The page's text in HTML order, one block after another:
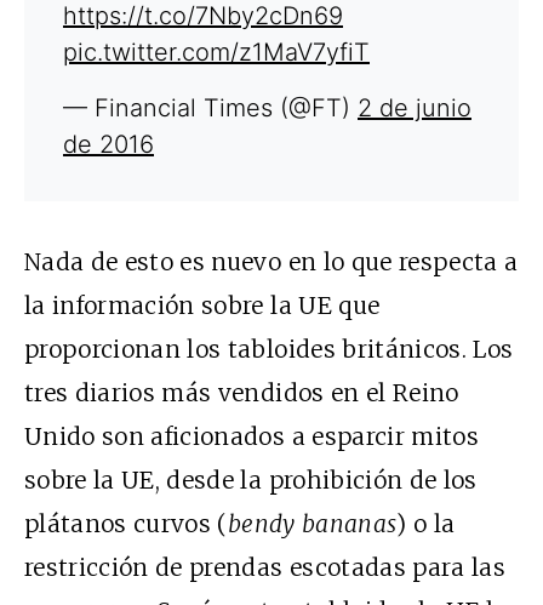
https://t.co/7Nby2cDn69
pic.twitter.com/z1MaV7yfiT
— Financial Times (@FT) 2 de junio
de 2016
Nada de esto es nuevo en lo que respecta a
la información sobre la UE que
proporcionan los tabloides británicos. Los
tres diarios más vendidos en el Reino
Unido son aficionados a esparcir mitos
sobre la UE, desde la prohibición de los
plátanos curvos (bendy bananas) o la
restricción de prendas escotadas para las